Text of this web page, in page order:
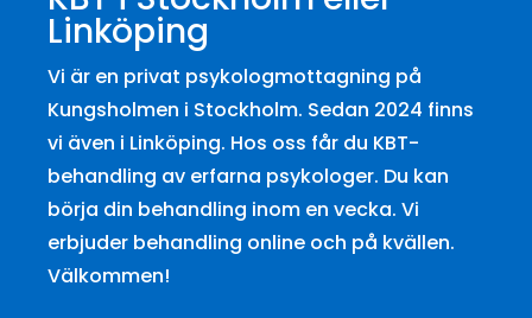
Linköping
Vi är en privat psykologmottagning på
Kungsholmen i Stockholm. Sedan 2024 finns
vi även i Linköping. Hos oss får du KBT-
behandling av erfarna psykologer. Du kan
börja din behandling inom en vecka. Vi
erbjuder behandling online och på kvällen.
Välkommen!